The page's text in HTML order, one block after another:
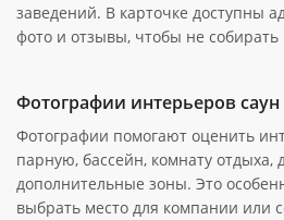
заведений. В карточке доступны
фото и отзывы, чтобы не
Фотографии интерьеров
Фотографии помогают оценить
парную, бассейн, комнату отдыха,
дополнительные зоны. Это
выбрать место для компании или